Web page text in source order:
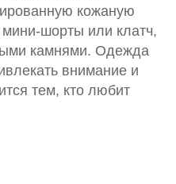
кожаную
мини-шорты или клатч,
камнями. Одежда
внимание и
тем, кто любит